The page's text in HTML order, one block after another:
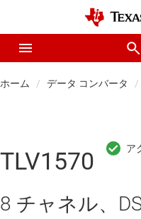
ホーム データ コンバータ
TLV1570
8 チャネル、